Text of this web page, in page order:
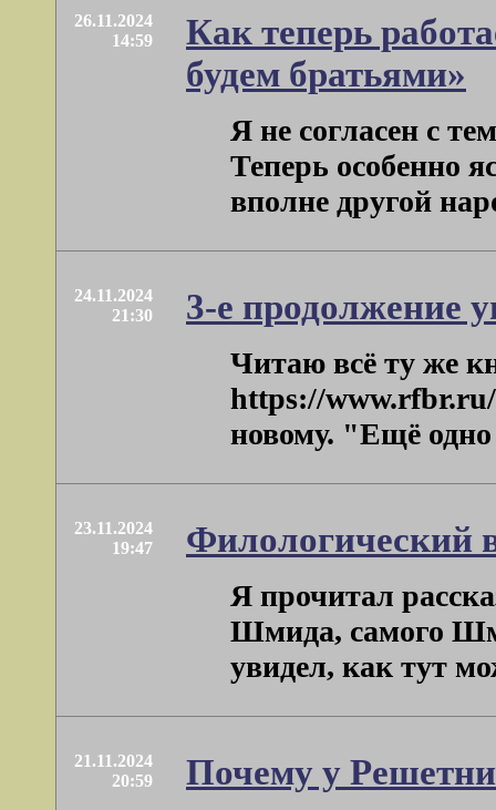
26.11.2024
14:59
Как теперь
будем братьями»
Я не согласен с
Теперь особенно
вполне другой
24.11.2024
21:30
3-е продолжение
Читаю всё ту же
https://www.rfbr.ru/
новому. "Ещё
23.11.2024
19:47
Филологический
Я прочитал
Шмида, самого
увидел, как тут
21.11.2024
20:59
Почему у